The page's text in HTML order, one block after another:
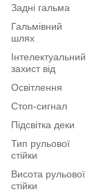
Задні гальма
Гальмівний
шлях
Інтелектуальний
захист від
Освітлення
Стоп-сигнал
Підсвітка деки
Тип рульової
стійки
Висота рульової
стійки